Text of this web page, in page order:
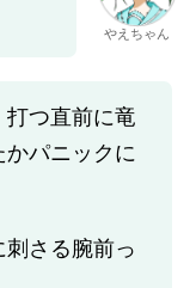
やえちゃん
打つ直前に竜
パニックに
さる腕前っ